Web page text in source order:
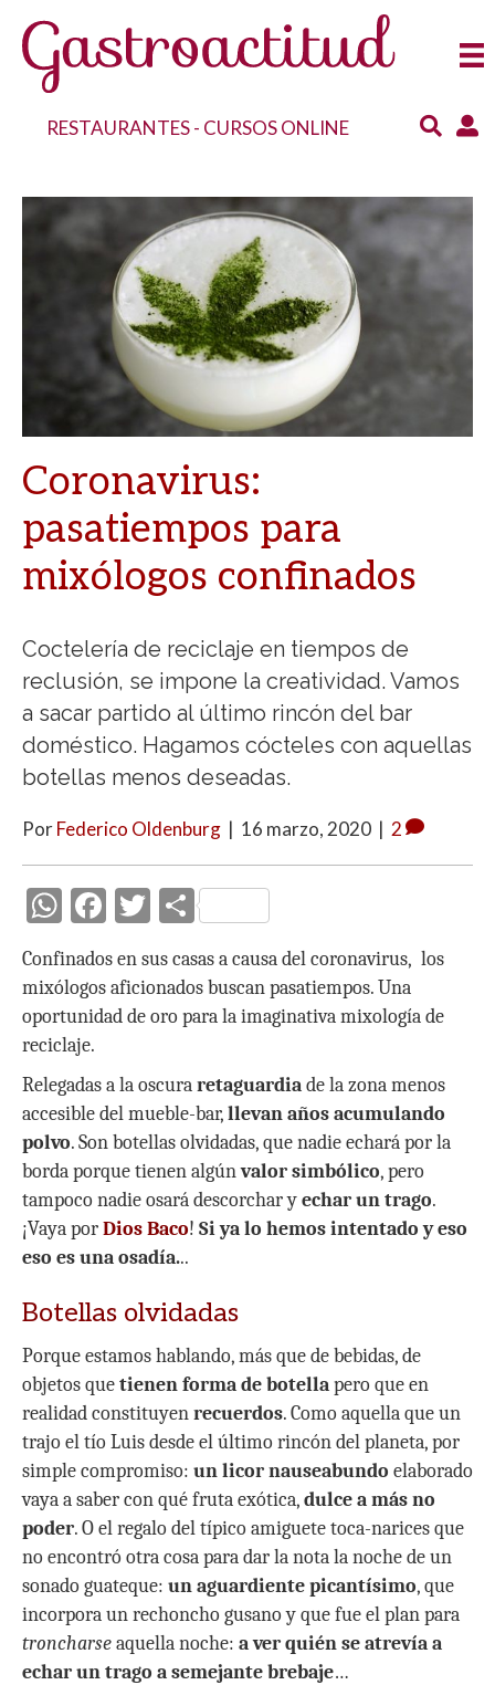
RESTAURANTES- CURSOS ONLINE
Coronavirus:
pasatiempos para
mixólogos confinados
Coctelería de reciclaje en tiempos de
reclusión, se impone la creatividad. Vamos
a sacar partido al último rincón del bar
doméstico. Hagamos cócteles con aquellas
botellas menos deseadas.
PorFederico Oldenburg | 16 marzo, 2020 | 2
W
at
s
A
p
p
F
e
b
o
k
T
itt
er
C
m
p
ti
r
Confinados en sus casas a causa del coronavirus, los
mixólogos aficionados buscan pasatiempos. Una
oportunidad de oro para la imaginativa mixología de
reciclaje.
Relegadas a la oscuraretaguardiade la zona menos
accesible del mueble-bar,llevan años acumulando
polvo. Son botellas olvidadas, que nadie echará por la
borda porque tienen algúnvalor simbólico, pero
tampoco nadie osará descorchar yechar un trago.
¡Vaya porDios Baco! Si ya lo hemos intentado y eso
eso es una osadía...
Botellas olvidadas
Porque estamos hablando, más que de bebidas, de
objetos quetienen forma de botellapero que en
realidad constituyenrecuerdos. Como aquella que un
trajo el tío Luis desde el último rincón del planeta, por
simple compromiso: un licor nauseabundo elaborado
vaya a saber con qué fruta exótica,dulce a más no
poder. O el regalo del típico amiguete toca-narices que
no encontró otra cosa para dar la nota la noche de un
sonado guateque: un aguardiente picantísimo, que
incorpora un rechoncho gusano y que fue el plan para
troncharseaquella noche: a ver quién se atrevía a
echar un trago asemejante brebaje…